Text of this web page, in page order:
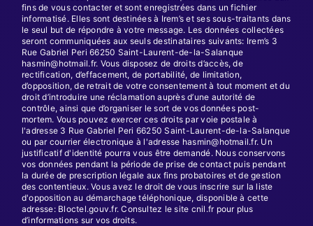
fins de vous contacter et sont enregistrées dans un fichier
informatisé. Elles sont destinées à Irem’s et ses sous-traitants dans
le seul but de répondre à votre message. Les données collectées
seront communiquées aux seuls destinataires suivants: Irem’s 3
Rue Gabriel Peri 66250 Saint-Laurent-de-la-Salanque
hasmin@hotmail.fr. Vous disposez de droits d’accès, de
rectification, d’effacement, de portabilité, de limitation,
d’opposition, de retrait de votre consentement à tout moment et du
droit d’introduire une réclamation auprès d’une autorité de
contrôle, ainsi que d’organiser le sort de vos données post-
mortem. Vous pouvez exercer ces droits par voie postale à
l'adresse 3 Rue Gabriel Peri 66250 Saint-Laurent-de-la-Salanque
ou par courrier électronique à l'adresse hasmin@hotmail.fr. Un
justificatif d'identité pourra vous être demandé. Nous conservons
vos données pendant la période de prise de contact puis pendant
la durée de prescription légale aux fins probatoires et de gestion
des contentieux. Vous avez le droit de vous inscrire sur la liste
d'opposition au démarchage téléphonique, disponible à cette
adresse: Bloctel.gouv.fr. Consultez le site cnil.fr pour plus
d’informations sur vos droits.